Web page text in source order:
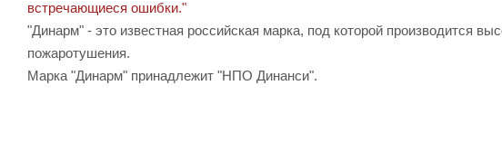
встречающиеся ошибки."
"Динарм" - это известная российская марка, под которой производится
пожаротушения.
Марка "Динарм" принадлежит "НПО Динанси".